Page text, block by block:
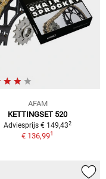
AFAM
KETTINGSET 520
Adviesprijs € 149,432
€ 136,991